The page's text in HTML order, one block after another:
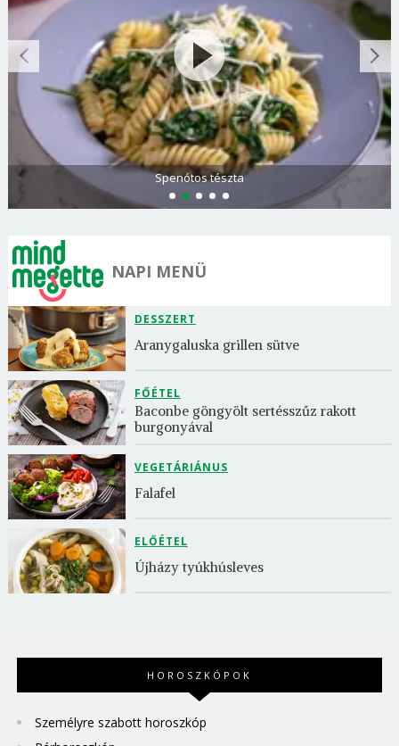
Spenótos tészta
NAPI MENÜ
DESSZERT
Aranygaluska grillen sütve
FŐÉTEL
Baconbe göngyölt sertésszűz rakott
burgonyával
VEGETÁRIÁNUS
Falafel
ELŐÉTEL
Újházy tyúkhúsleves
HOROSZKÓPOK
Személyre szabott horoszkóp